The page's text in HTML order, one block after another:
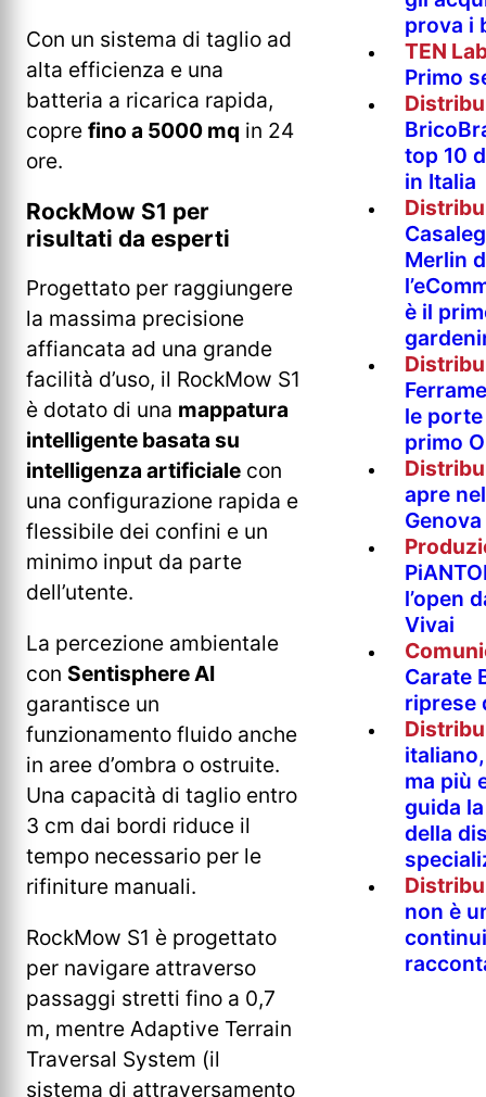
Con un sistema di taglio ad
alta efficienza e una
batteria a ricarica rapida,
copre fino a 5000 mq in 24
ore.
RockMow S1 per
risultati da esperti
Progettato per raggiungere
la massima precisione
affiancata ad una grande
facilità d’uso, il RockMow S1
è dotato di una mappatura
intelligente basata su
intelligenza artificiale con
una configurazione rapida e
flessibile dei confini e un
minimo input da parte
dell’utente.
La percezione ambientale
con Sentisphere AI
garantisce un
funzionamento fluido anche
in aree d’ombra o ostruite.
Una capacità di taglio entro
3 cm dai bordi riduce il
tempo necessario per le
rifiniture manuali.
RockMow S1 è progettato
per navigare attraverso
passaggi stretti fino a 0,7
m, mentre Adaptive Terrain
Traversal System (il
sistema di attraversamento
prova i
TEN
Primo
top 10
in Italia
Merlin
è il
le
primo
apre
Genova
l’open
Vivai
Carate
riprese
ma più
guida
della
non è